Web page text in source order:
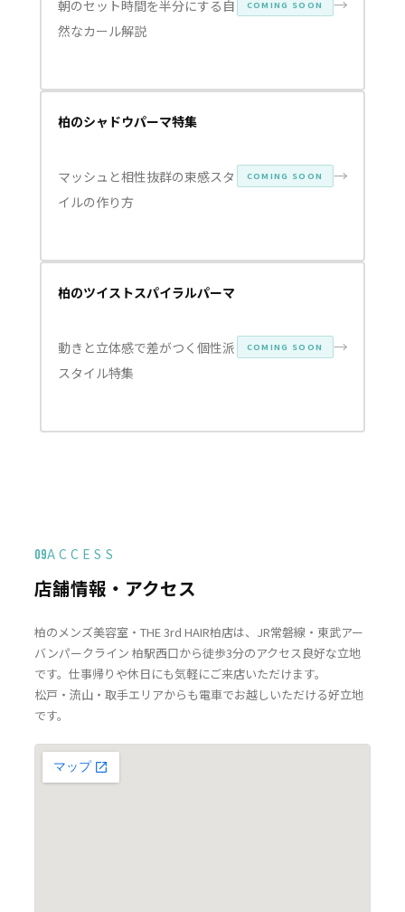
朝のセット時間を半分にする自
然なカール解説
COMING SOON →
柏のシャドウパーマ特集
マッシュと相性抜群の束感スタ
イルの作り方
COMING SOON →
柏のツイストスパイラルパーマ
動きと立体感で差がつく個性派
スタイル特集
COMING SOON →
09ACCESS
店舗情報・アクセス
柏のメンズ美容室・THE 3rd HAIR柏店は、JR常磐線・東武アー
バンパークライン 柏駅西口から徒歩3分のアクセス良好な立地
です。仕事帰りや休日にも気軽にご来店いただけます。
松戸・流山・取手エリアからも電車でお越しいただける好立地
です。